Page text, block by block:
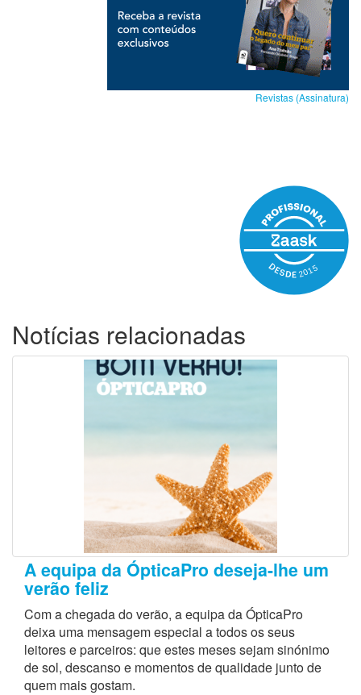
Revistas (Assinatura)
Notícias relacionadas
A equipa da ÓpticaPro deseja-lhe um
verão feliz
Com a chegada do verão, a equipa da ÓpticaPro
deixa uma mensagem especial a todos os seus
leitores e parceiros: que estes meses sejam sinónimo
de sol, descanso e momentos de qualidade junto de
quem mais gostam.